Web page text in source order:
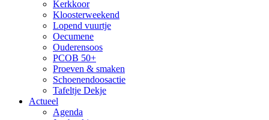
Kerkkoor
Kloosterweekend
Lopend vuurtje
Oecumene
Ouderensoos
PCOB 50+
Proeven & smaken
Schoenendoosactie
Tafeltje Dekje
Actueel
Agenda